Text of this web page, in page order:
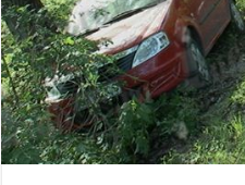
ANUNȚ OPRIRE APĂ în Reșița –
ANUNŢ OPRIRE APĂ în